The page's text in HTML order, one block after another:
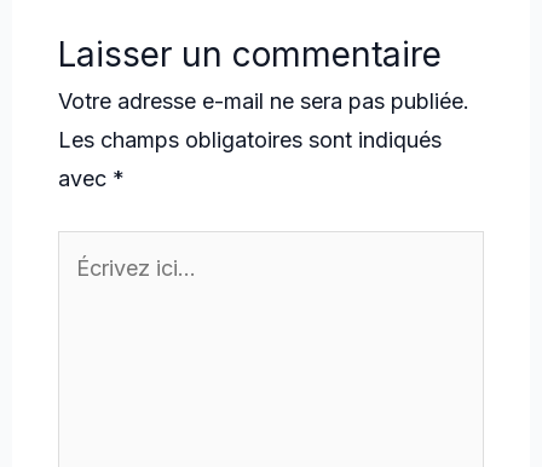
Laisser un commentaire
Votre adresse e-mail ne sera pas publiée.
Les champs obligatoires sont indiqués
avec *